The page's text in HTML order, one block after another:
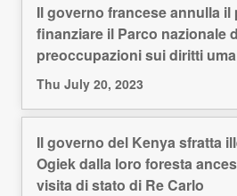
Il governo francese annulla
finanziare il Parco nazionale
preoccupazioni sui diritti
Thu July 20, 2023
Il governo del Kenya sfratta
Ogiek dalla loro foresta
visita di stato di Re Carlo